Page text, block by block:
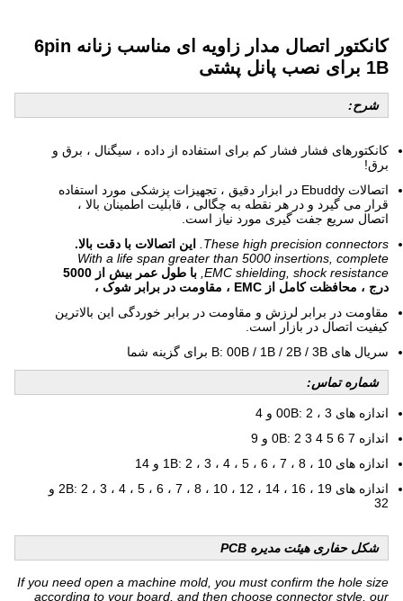
کانکتور اتصال مدار زاویه ای مناسب زنانه 6pin
1B برای نصب پانل پشتی
شرح:
کانکتورهای فشار فشار کم برای استفاده از داده ، سیگنال ، برق و
برق!
اتصالات Ebuddy در ابزار دقیق ، تجهیزات پزشکی مورد استفاده
قرار می گیرد و در هر نقطه به چگالی ، قابلیت اطمینان بالا ،
اتصال سریع جفت گیری مورد نیاز است.
These high precision connectors.
این اتصالات با دقت بالا.
With a life span greater than 5000 insertions, complete
EMC shielding, shock resistance,
با طول عمر بیش از 5000
درج ، محافظت کامل از EMC ، مقاومت در برابر شوک ،
مقاومت در برابر لرزش و مقاومت در برابر خوردگی این بالاترین
کیفیت اتصال در بازار است.
سریال های B: 00B / 1B / 2B / 3B برای گزینه شما
شماره تماس:
اندازه های 00B: 2 ، 3 و 4
اندازه 0B: 2 3 4 5 6 7 و 9
اندازه های 1B: 2 ، 3 ، 4 ، 5 ، 6 ، 7 ، 8 ، 10 و 14
اندازه های 2B: 2 ، 3 ، 4 ، 5 ، 6 ، 7 ، 8 ، 10 ، 12 ، 14 ، 16 ، 19 و
32
شکل حفاری هیئت مدیره PCB
If you need open a machine mold, you must confirm the hole size
according to your board, and then choose connector style, our